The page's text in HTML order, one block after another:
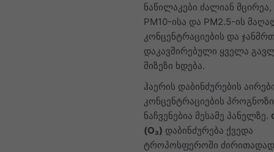
ნაწილაკები ძალიან
PM10-ისა და PM2.5-ის
კონცენტრაციების და
დაკავშირებული ყველა
მიზეზი ხდება.
ჰაერის დაბინძურების
კონცენტრაციების პროგნოზი
ნაჩვენებია მესამე პანელზე.
(O₃) დაბინძურება ქვედა
ტროპოსფეროში